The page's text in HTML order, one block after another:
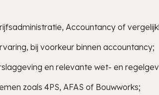
Accountancy of
bij voorkeur binnen accountancy;
en relevante wet- en
zoals 4PS, AFAS of Bouwworks;